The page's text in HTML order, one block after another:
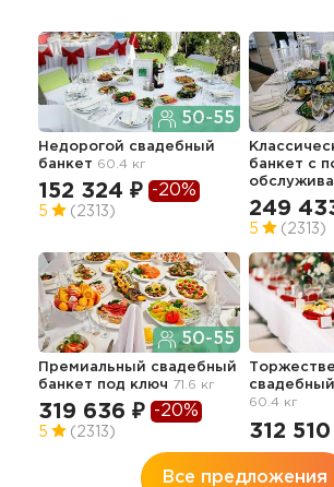
50-55
Недорогой свадебный
банкет 60.4 кг
152 324 ₽ -20%
5 (2313)
банкет с
249
5 (2313)
50-55
Премиальный свадебный
банкет под ключ 71.6 кг
319 636 ₽ -20%
5 (2313)
60.4 кг
312
Все предложения